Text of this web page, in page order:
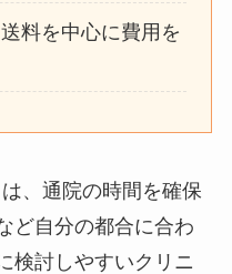
料を中心に費用を
、通院の時間を確保
ど自分の都合に合わ
検討しやすいクリニ